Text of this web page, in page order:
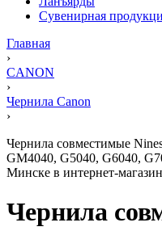
Сувенирная
Главная
›
CANON
›
Чернила Canon
›
Чернила совместимые
GM4040, G5040, G6040,
Минске в интернет-
Чернила